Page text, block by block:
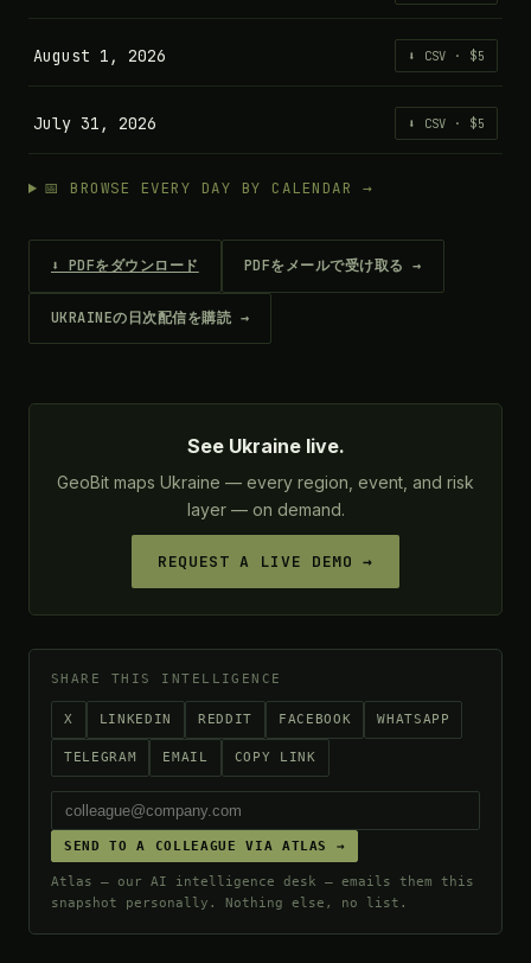
August 1, 2026 ⬇ CSV · $5
July 31, 2026 ⬇ CSV · $5
📅 BROWSE EVERY DAY BY CALENDAR →
⬇ PDFをダウンロード PDFをメールで受け取る →
UKRAINEの日次配信を購読 →
See Ukraine live.
GeoBit maps Ukraine — every region, event, and risk
layer — on demand.
REQUEST A LIVE DEMO →
SHARE THIS INTELLIGENCE
X LINKEDIN REDDIT FACEBOOK WHATSAPP
TELEGRAM EMAIL COPY LINK
SEND TO A COLLEAGUE VIA ATLAS →
Atlas — our AI intelligence desk — emails them this
snapshot personally. Nothing else, no list.